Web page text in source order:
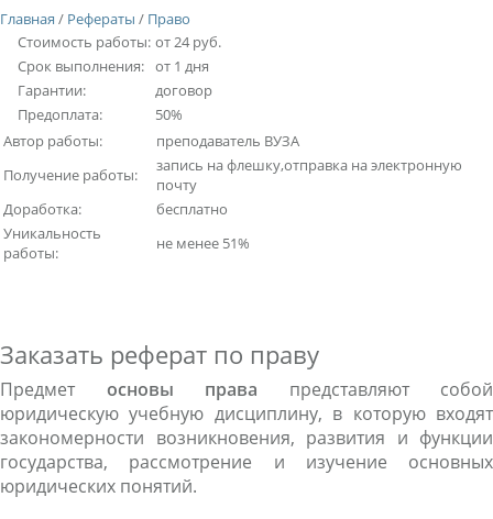
Главная / Рефераты / Право
Стоимость работы: от 24 руб.
Срок выполнения: от 1 дня
Гарантии:
договор
Предоплата:
50%
Автор работы:
преподаватель ВУЗА
Получение работы:
запись на флешку,отправка на электронную
почту
Доработка:
бесплатно
Уникальность
работы:
не менее 51%
Заказать реферат по праву
Предмет основы права представляют собой
юридическую учебную дисциплину, в которую входят
закономерности возникновения, развития и функции
государства, рассмотрение и изучение основных
юридических понятий.